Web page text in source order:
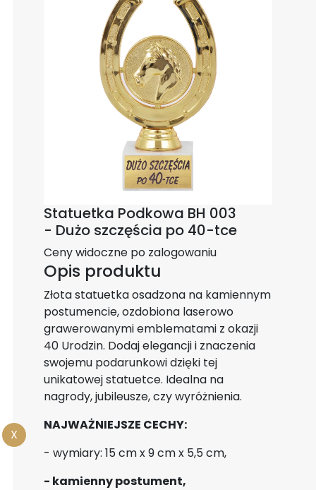
X
Statuetka Podkowa BH 003
- Dużo szczęścia po 40-tce
Ceny widoczne po zalogowaniu
Opis produktu
Złota statuetka osadzona na kamiennym
postumencie, ozdobiona laserowo
grawerowanymi emblematami z okazji
40 Urodzin. Dodaj elegancji i znaczenia
swojemu podarunkowi dzięki tej
unikatowej statuetce. Idealna na
nagrody, jubileusze, czy wyróżnienia.
NAJWAŻNIEJSZE CECHY:
- wymiary: 15 cm x 9 cm x 5,5 cm,
- kamienny postument,